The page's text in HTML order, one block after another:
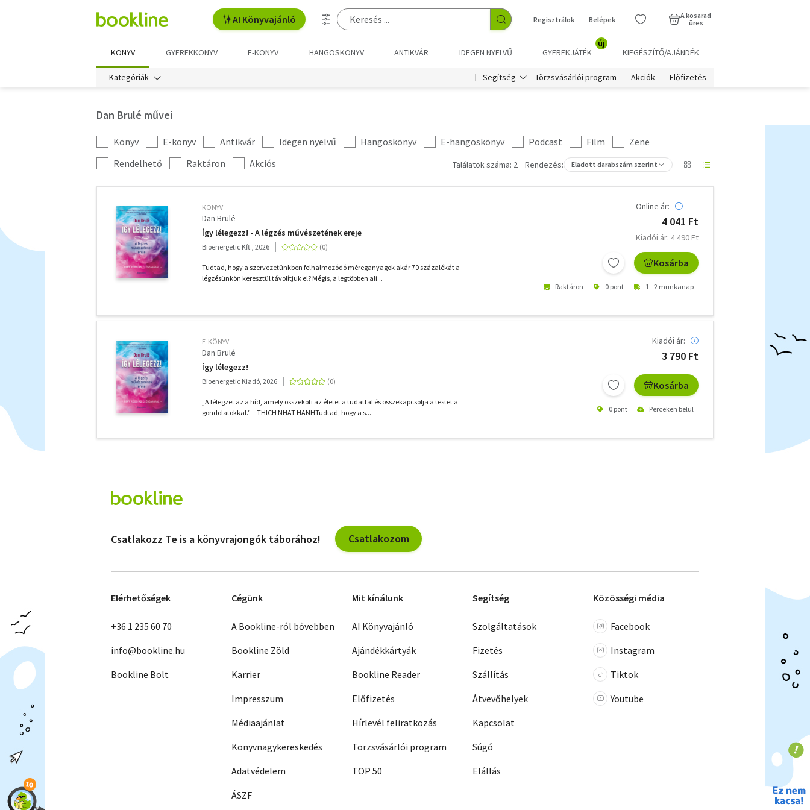
AI Könyvajánló Regisztrálok Belépek
A kosarad
üres
KÖNYV GYEREKKÖNYV E-KÖNYV HANGOSKÖNYV ANTIKVÁR IDEGEN NYELVŰ GYEREKJÁTÉK
új
KIEGÉSZÍTŐ/AJÁNDÉK
Kategóriák Segítség Törzsvásárlói program Akciók Előfizetés
Dan Brulé művei
Kategória
szűrés
Könyv E-könyv Antikvár Idegen nyelvű Hangoskönyv E-hangoskönyv Podcast Film
Zene
További
szűrők
Rendelhető Raktáron Akciós Találatok száma: 2 Rendezés: Eladott darabszám szerint
KÖNYV
Dan Brulé
Így lélegezz! - A légzés művészetének ereje
Bioenergetic Kft., 2026
Tudtad, hogy a szervezetünkben felhalmozódó méreganyagok akár 70 százalékát a
légzésünkön keresztül távolítjuk el? Mégis, a legtöbben ali...
Online ár:
4 041 Ft
Kiadói ár: 4 490 Ft
Kosárba
Raktáron 0 pont 1 - 2 munkanap
E-KÖNYV
Dan Brulé
Így lélegezz!
Bioenergetic Kiadó, 2026
„A lélegzet az a híd, amely összeköti az életet a tudattal és összekapcsolja a testet a
gondolatokkal.” – THICH NHAT HANHTudtad, hogy a s...
Kiadói ár:
3 790 Ft
Kosárba
0 pont Perceken belül
szűrők
Csatlakozz Te is a könyvrajongók táborához! Csatlakozom
Elérhetőségek
+36 1 235 60 70
info@bookline.hu
Bookline Bolt
Cégünk
A Bookline-ról bővebben
Bookline Zöld
Karrier
Impresszum
Médiaajánlat
Könyvnagykereskedés
Adatvédelem
ÁSZF
Mit kínálunk
AI Könyvajánló
Ajándékkártyák
Bookline Reader
Előfizetés
Hírlevél feliratkozás
Törzsvásárlói program
TOP 50
Segítség
Szolgáltatások
Fizetés
Szállítás
Átvevőhelyek
Kapcsolat
Súgó
Elállás
Közösségi média
Facebook
Instagram
Tiktok
Youtube